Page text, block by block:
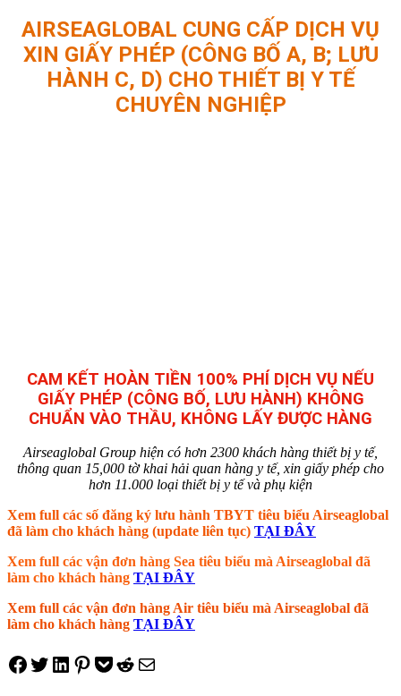
AIRSEAGLOBAL CUNG CẤP DỊCH VỤ
XIN GIẤY PHÉP (CÔNG BỐ A, B; LƯU
HÀNH C, D) CHO THIẾT BỊ Y TẾ
CHUYÊN NGHIỆP
CAM KẾT HOÀN TIỀN 100% PHÍ DỊCH VỤ NẾU
GIẤY PHÉP (CÔNG BỐ, LƯU HÀNH) KHÔNG
CHUẨN VÀO THẦU, KHÔNG LẤY ĐƯỢC HÀNG
Airseaglobal Group hiện có hơn 2300 khách hàng thiết bị y tế,
thông quan 15,000 tờ khai hải quan hàng y tế, xin giấy phép cho
hơn 11.000 loại thiết bị y tế và phụ kiện
Xem full các số đăng ký lưu hành TBYT tiêu biểu Airseaglobal
đã làm cho khách hàng (update liên tục) TẠI ĐÂY
Xem full các vận đơn hàng Sea tiêu biểu mà Airseaglobal đã
làm cho khách hàng TẠI ĐÂY
Xem full các vận đơn hàng Air tiêu biểu mà Airseaglobal đã
làm cho khách hàng TẠI ĐÂY
Share on Facebook
Tweet on Twitter
Share on LinkedIn
Pin on Pinterest
Save to pocket
Share on Reddit
Share via Email